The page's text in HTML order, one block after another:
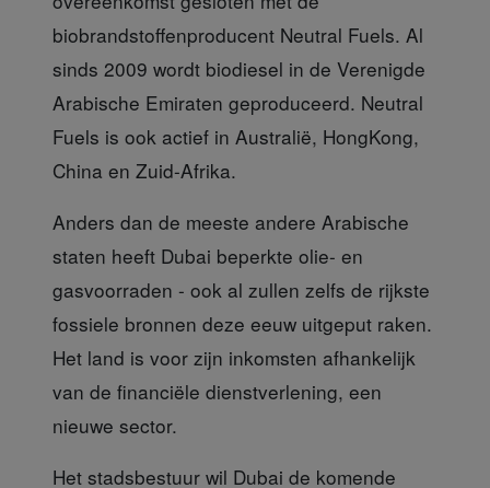
biobrandstoffenproducent Neutral Fuels. Al
sinds 2009 wordt biodiesel in de Verenigde
Arabische Emiraten geproduceerd. Neutral
Fuels is ook actief in Australië, HongKong,
China en Zuid-Afrika.
Anders dan de meeste andere Arabische
staten heeft Dubai beperkte olie- en
gasvoorraden - ook al zullen zelfs de rijkste
fossiele bronnen deze eeuw uitgeput raken.
Het land is voor zijn inkomsten afhankelijk
van de financiële dienstverlening, een
nieuwe sector.
Het stadsbestuur wil Dubai de komende